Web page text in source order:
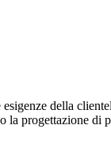
della
la progettazione di